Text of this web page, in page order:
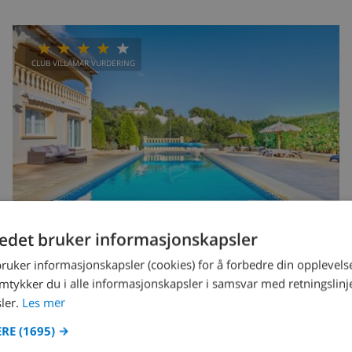
CLUB VILLAMAR VURDERING
10 privat wifi 4 4
Gekko
Spania -
bruker informasjonskapsler
informasjonskapsler (cookies) for å forbedre din
du i alle informasjonskapsler i samsvar med
Les mer
(1695) →